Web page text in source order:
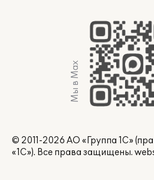
Мы в Max
© 2011-2026 АО «Группа 1С»
«1С»). Все права защищены.